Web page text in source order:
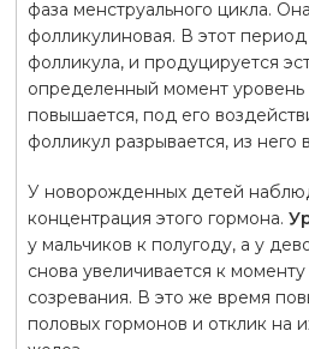
фаза менструального цикла.
фолликулиновая. В этот
фолликула, и продуцируется
определенный момент уровень
повышается, под его
фолликул разрывается, из него
У новорожденных детей
концентрация этого гормона.
у мальчиков к полугоду, а у
снова увеличивается к
созревания. В это же время
половых гормонов и отклик на